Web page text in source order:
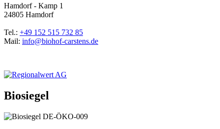
Hamdorf - Kamp 1
24805 Hamdorf
Tel.: +49 152 515 732 85
Mail: info@biohof-carstens.de
Biosiegel